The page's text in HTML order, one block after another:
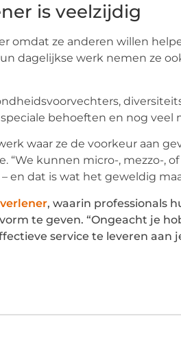
is veelzijdig
omdat ze anderen willen
dagelijkse werk nemen ze
behoeften en nog veel
waar ze de voorkeur aan
“We kunnen micro-, mezzo-,
en dat is wat het geweldig
, waarin professionals
te geven. “Ongeacht je
service te leveren aan